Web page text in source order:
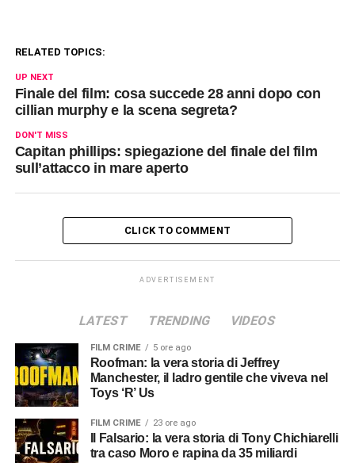
RELATED TOPICS:
UP NEXT
Finale del film: cosa succede 28 anni dopo con
cillian murphy e la scena segreta?
DON'T MISS
Capitan phillips: spiegazione del finale del film
sull’attacco in mare aperto
CLICK TO COMMENT
ADVERTISEMENT
LATEST TRENDING VIDEOS
FILM CRIME 5 ore ago
Roofman: la vera storia di Jeffrey
Manchester, il ladro gentile che viveva nel
Toys ‘R’ Us
FILM CRIME 23 ore ago
tra caso Moro e rapina da 35 miliardi